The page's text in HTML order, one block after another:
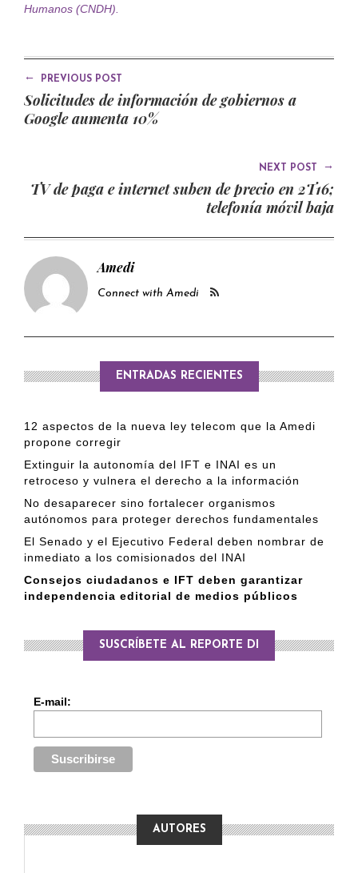
Humanos (CNDH).
← PREVIOUS POST
Solicitudes de información de gobiernos a
Google aumenta 10%
NEXT POST →
TV de paga e internet suben de precio en 2T16;
telefonía móvil baja
Amedi
Connect with Amedi
ENTRADAS RECIENTES
12 aspectos de la nueva ley telecom que la Amedi
propone corregir
Extinguir la autonomía del IFT e INAI es un
retroceso y vulnera el derecho a la información
No desaparecer sino fortalecer organismos
autónomos para proteger derechos fundamentales
El Senado y el Ejecutivo Federal deben nombrar de
inmediato a los comisionados del INAI
Consejos ciudadanos e IFT deben garantizar
independencia editorial de medios públicos
SUSCRÍBETE AL REPORTE DI
E-mail:
AUTORES